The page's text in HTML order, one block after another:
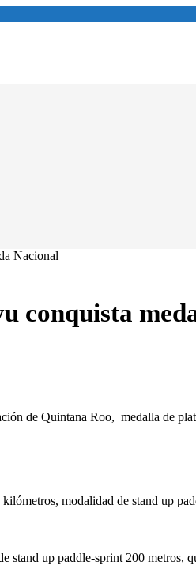
conquista
de Quintana Roo, medalla de
modalidad de stand up
up paddle-sprint 200 metros,